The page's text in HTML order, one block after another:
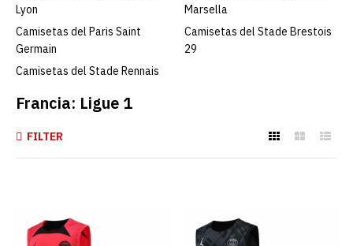
Lyon
Marsella
Camisetas del Paris Saint
Germain
Camisetas del Stade Brestois
29
Camisetas del Stade Rennais
Francia: Ligue 1
FILTER
Match 23/24 Rojo +
Pantalones